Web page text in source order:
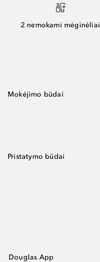
2 nemokami mėginėliai
Mokėjimo būdai
Pristatymo būdai
Douglas App